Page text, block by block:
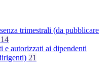
trimestrali (da pubblicare
14
e autorizzati ai dipendenti
21